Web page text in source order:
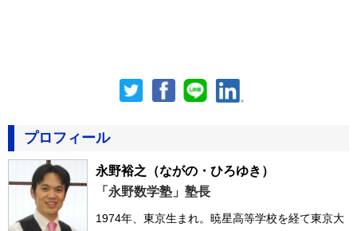
プロフィール
永野裕之 （ながの・ひろゆき）
「永野数学塾」塾長
1974年、東京生まれ。暁星高等学校を経て東京大